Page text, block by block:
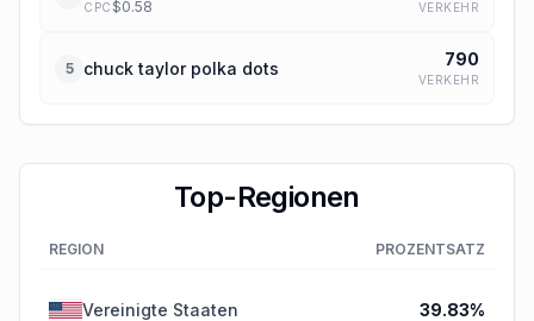
CPC $0.58 VERKEHR
5 chuck taylor polka dots 790
VERKEHR
Top-Regionen
REGION PROZENTSATZ
Vereinigte Staaten 39.83%